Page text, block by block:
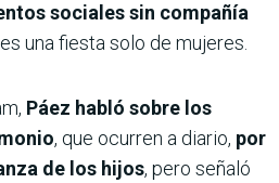
sociales sin compañía
una fiesta solo de mujeres.
Páez habló sobre los
, que ocurren a diario, por
de los hijos, pero señaló